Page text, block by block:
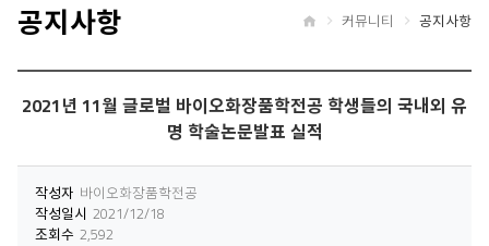
공지사항 커뮤니티 공지사항
2021년 11월 글로벌 바이오화장품학전공 학생들의 국내외 유
명 학술논문발표 실적
작성자 바이오화장품학전공
작성일시 2021/12/18
조회수 2,592